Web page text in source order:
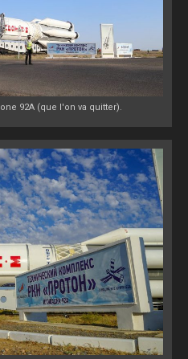
92A (que l'on va quitter).